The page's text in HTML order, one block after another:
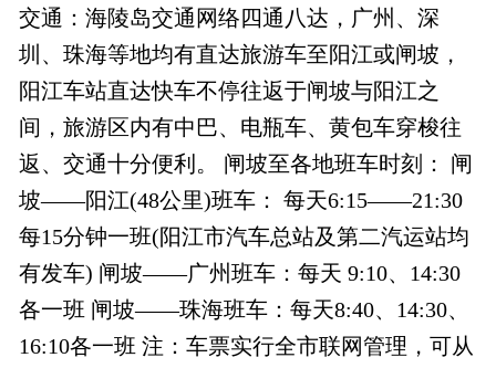
交通：海陵岛交通网络四通八达，广州、深
圳、珠海等地均有直达旅游车至阳江或闸坡，
阳江车站直达快车不停往返于闸坡与阳江之
间，旅游区内有中巴、电瓶车、黄包车穿梭往
返、交通十分便利。 闸坡至各地班车时刻： 闸
坡——阳江(48公里)班车： 每天6:15——21:30
每15分钟一班(阳江市汽车总站及第二汽运站均
有发车) 闸坡——广州班车：每天 9:10、14:30
各一班 闸坡——珠海班车：每天8:40、14:30、
16:10各一班 注：车票实行全市联网管理，可从